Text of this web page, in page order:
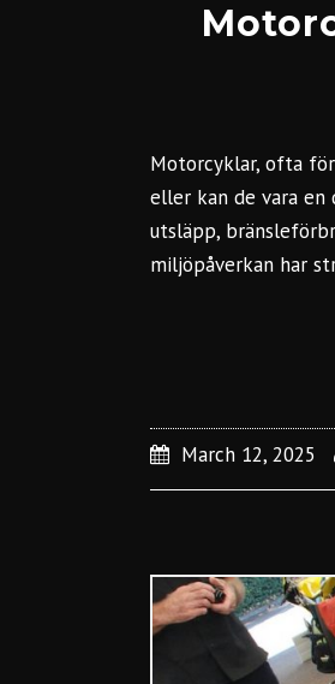
Motorcyklar, ofta
eller kan de vara
utsläpp,
miljöpåverkan har
March 12, 2025